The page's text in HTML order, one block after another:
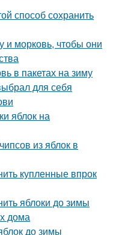
способ сохранить
и морковь, чтобы они
в пакетах на зиму
для себя
яблок на
из яблок в
купленные впрок
яблоки до зимы
дома
до зимы